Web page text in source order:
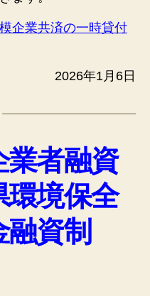
企業共済の一時貸付
2026年1月6日
業者融資
環境保全
資制